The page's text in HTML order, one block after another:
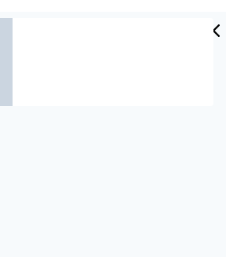
es de película: estaba haciendo